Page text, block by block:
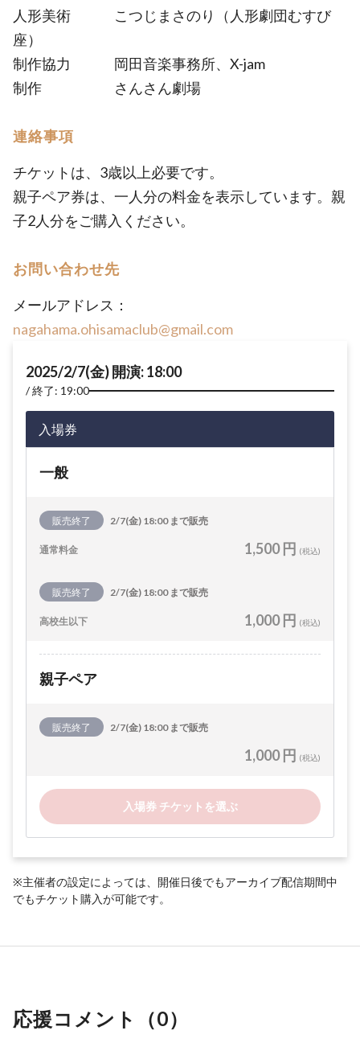
人形美術 こつじまさのり（人形劇団むすび
座）
制作協力 岡田音楽事務所、X-jam
制作 さんさん劇場
連絡事項
チケットは、3歳以上必要です。
親子ペア券は、一人分の料金を表示しています。親
子2人分をご購入ください。
お問い合わせ先
メールアドレス：
nagahama.ohisamaclub@gmail.com
2025/2/7(金) 開演: 18:00
終了: 19:00
入場券
一般
販売終了 2/7(金) 18:00 まで販売
通常料金 1,500 円 (税込)
販売終了 2/7(金) 18:00 まで販売
高校生以下 1,000 円 (税込)
親子ペア
販売終了 2/7(金) 18:00 まで販売
1,000 円 (税込)
入場券 チケットを選ぶ
※主催者の設定によっては、開催日後でもアーカイブ配信期間中
でもチケット購入が可能です。
応援コメント（0）